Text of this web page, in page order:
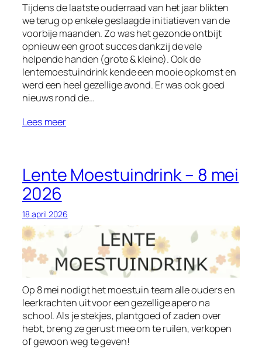
Tijdens de laatste ouderraad van het jaar blikten
we terug op enkele geslaagde initiatieven van de
voorbije maanden. Zo was het gezonde ontbijt
opnieuw een groot succes dankzij de vele
helpende handen (grote & kleine). Ook de
lentemoestuindrink kende een mooie opkomst en
werd een heel gezellige avond. Er was ook goed
nieuws rond de…
Lees meer
Lente Moestuindrink – 8 mei
2026
18 april 2026
Op 8 mei nodigt het moestuin team alle ouders en
leerkrachten uit voor een gezellige apero na
school. Als je stekjes, plantgoed of zaden over
hebt, breng ze gerust mee om te ruilen, verkopen
of gewoon weg te geven!